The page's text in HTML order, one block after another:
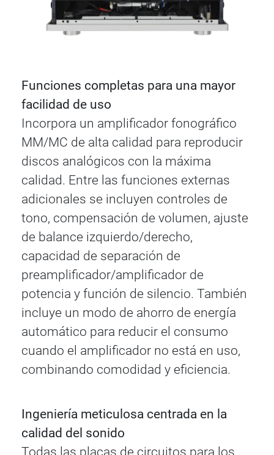
Funciones completas para una mayor
facilidad de uso
Incorpora un amplificador fonográfico
MM/MC de alta calidad para reproducir
discos analógicos con la máxima
calidad. Entre las funciones externas
adicionales se incluyen controles de
tono, compensación de volumen, ajuste
de balance izquierdo/derecho,
capacidad de separación de
preamplificador/amplificador de
potencia y función de silencio. También
incluye un modo de ahorro de energía
automático para reducir el consumo
cuando el amplificador no está en uso,
combinando comodidad y eficiencia.
Ingeniería meticulosa centrada en la
calidad del sonido
Todas las placas de circuitos para los